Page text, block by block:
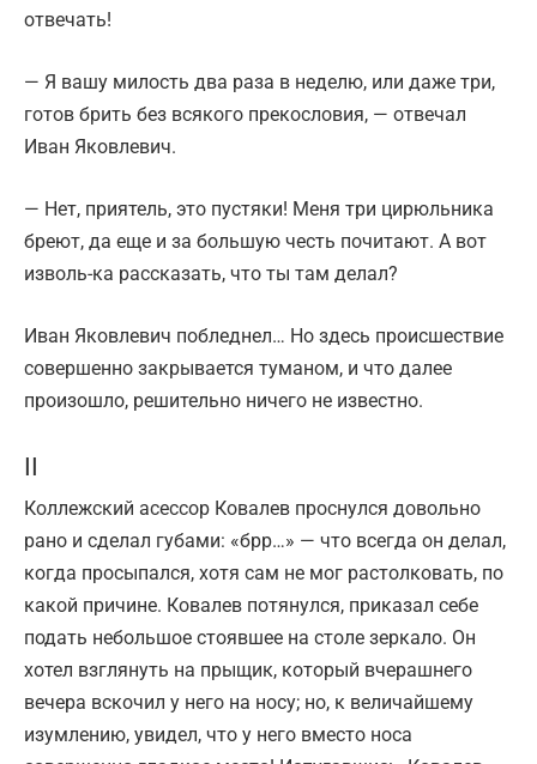
отвечать!
— Я вашу милость два раза в неделю, или даже три,
готов брить без всякого прекословия, — отвечал
Иван Яковлевич.
— Нет, приятель, это пустяки! Меня три цирюльника
бреют, да еще и за большую честь почитают. А вот
изволь-ка рассказать, что ты там делал?
Иван Яковлевич побледнел… Но здесь происшествие
совершенно закрывается туманом, и что далее
произошло, решительно ничего не известно.
II
Коллежский асессор Ковалев проснулся довольно
рано и сделал губами: «брр…» — что всегда он делал,
когда просыпался, хотя сам не мог растолковать, по
какой причине. Ковалев потянулся, приказал себе
подать небольшое стоявшее на столе зеркало. Он
хотел взглянуть на прыщик, который вчерашнего
вечера вскочил у него на носу; но, к величайшему
изумлению, увидел, что у него вместо носа